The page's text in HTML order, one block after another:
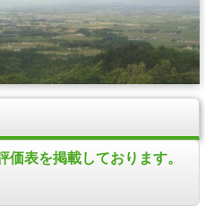
表を掲載しております。